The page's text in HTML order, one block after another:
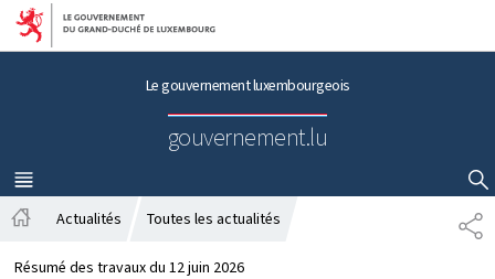
Aller au menu principal
Aller au contenu
Le gouvernement luxembourgeois
gouvernement.lu
MENU
PRINCIPAL
AFFICHER / MASQUER LA RECHERCHE
P
A
c
Actualités Toutes les actualités
Résumé des travaux du 12 juin 2026